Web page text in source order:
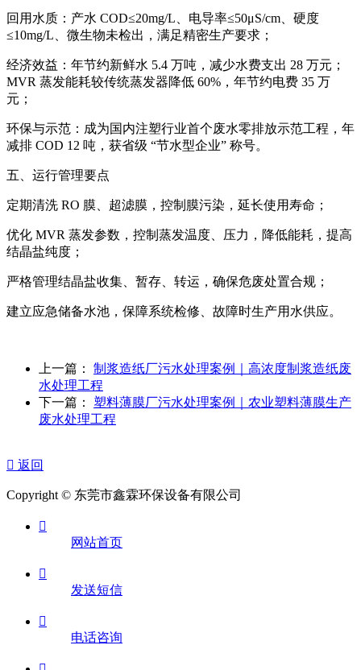
回用水质：产水 COD≤20mg/L、电导率≤50μS/cm、硬度
≤10mg/L、微生物未检出，满足精密生产要求；
经济效益：年节约新鲜水 5.4 万吨，减少水费支出 28 万元；
MVR 蒸发能耗较传统蒸发器降低 60%，年节约电费 35 万
元；
环保与示范：成为国内注塑行业首个废水零排放示范工程，年
减排 COD 12 吨，获省级 “节水型企业” 称号。
五、运行管理要点
定期清洗 RO 膜、超滤膜，控制膜污染，延长使用寿命；
优化 MVR 蒸发参数，控制蒸发温度、压力，降低能耗，提高
结晶盐纯度；
严格管理结晶盐收集、暂存、转运，确保危废处置合规；
建立应急储备水池，保障系统检修、故障时生产用水供应。
上一篇： 制浆造纸厂污水处理案例｜高浓度制浆造纸废
水处理工程
下一篇： 塑料薄膜厂污水处理案例｜农业塑料薄膜生产
废水处理工程
 返回
Copyright © 东莞市鑫霖环保设备有限公司

网站首页

发送短信

电话咨询